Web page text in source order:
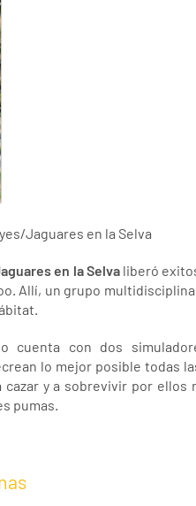
Jaguares en la Selva
en la Selvaliberó
Allí, un grupo
cuenta con dos
lo mejor posible todas
y a sobrevivir por ellos
pumas.